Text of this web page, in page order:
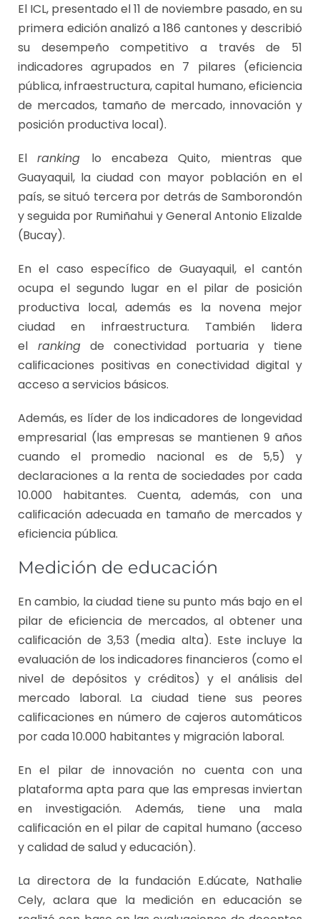
El ICL, presentado el 11 de noviembre pasado, en su
primera edición analizó a 186 cantones y describió
su desempeño competitivo a través de 51
indicadores agrupados en 7 pilares (eficiencia
pública, infraestructura, capital humano, eficiencia
de mercados, tamaño de mercado, innovación y
posición productiva local).
Elranking lo encabeza Quito, mientras que
Guayaquil, la ciudad con mayor población en el
país, se situó tercera por detrás de Samborondón
y seguida por Rumiñahui y General Antonio Elizalde
(Bucay).
En el caso específico de Guayaquil, el cantón
ocupa el segundo lugar en el pilar de posición
productiva local, además es la novena mejor
ciudad en infraestructura. También lidera
el ranking de conectividad portuaria y tiene
calificaciones positivas en conectividad digital y
acceso a servicios básicos.
Además, es líder de los indicadores de longevidad
empresarial (las empresas se mantienen 9 años
cuando el promedio nacional es de 5,5) y
declaraciones a la renta de sociedades por cada
10.000 habitantes. Cuenta, además, con una
calificación adecuada en tamaño de mercados y
eficiencia pública.
Medición de educación
En cambio, la ciudad tiene su punto más bajo en el
pilar de eficiencia de mercados, al obtener una
calificación de 3,53 (media alta). Este incluye la
evaluación de los indicadores financieros (como el
nivel de depósitos y créditos) y el análisis del
mercado laboral. La ciudad tiene sus peores
calificaciones en número de cajeros automáticos
por cada 10.000 habitantes y migración laboral.
En el pilar de innovación no cuenta con una
plataforma apta para que las empresas inviertan
en investigación. Además, tiene una mala
calificación en el pilar de capital humano (acceso
y calidad de salud y educación).
La directora de la fundación E.dúcate, Nathalie
Cely, aclara que la medición en educación se